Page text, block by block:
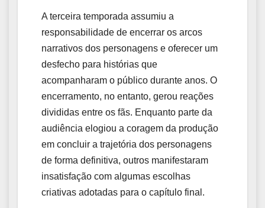
A terceira temporada assumiu a
responsabilidade de encerrar os arcos
narrativos dos personagens e oferecer um
desfecho para histórias que
acompanharam o público durante anos. O
encerramento, no entanto, gerou reações
divididas entre os fãs. Enquanto parte da
audiência elogiou a coragem da produção
em concluir a trajetória dos personagens
de forma definitiva, outros manifestaram
insatisfação com algumas escolhas
criativas adotadas para o capítulo final.